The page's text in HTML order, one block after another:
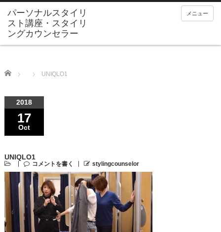
メニュー
Home UNIQLO1
2018
17
Oct
UNIQLO1
コメントを書く stylingcounselor